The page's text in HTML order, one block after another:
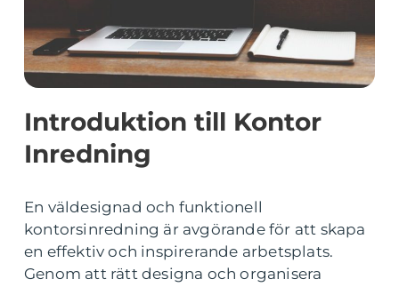
Introduktion till Kontor
Inredning
En väldesignad och funktionell
kontorsinredning är avgörande för att skapa
en effektiv och inspirerande arbetsplats.
Genom att rätt designa och organisera